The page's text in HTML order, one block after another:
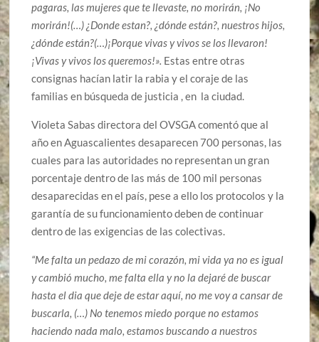
pagaras, las mujeres que te llevaste, no morirán, ¡No
morirán!(…) ¿Donde estan?, ¿dónde están?, nuestros hijos,
¿dónde están?(…)¡Porque vivas y vivos se los llevaron!
¡Vivas y vivos los queremos!». Estas entre otras
consignas hacían latir la rabia y el coraje de las
familias en búsqueda de justicia , en la ciudad.
Violeta Sabas directora del OVSGA comentó que al
año en Aguascalientes desaparecen 700 personas, las
cuales para las autoridades no representan un gran
porcentaje dentro de las más de 100 mil personas
desaparecidas en el país, pese a ello los protocolos y la
garantía de su funcionamiento deben de continuar
dentro de las exigencias de las colectivas.
“Me falta un pedazo de mi corazón, mi vida ya no es igual
y cambió mucho, me falta ella y no la dejaré de buscar
hasta el dia que deje de estar aquí, no me voy a cansar de
buscarla, (…) No tenemos miedo porque no estamos
haciendo nada malo, estamos buscando a nuestros